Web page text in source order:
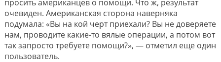
просить американцев о помощи. Что ж, результат
очевиден. Американская сторона наверняка
подумала: «Вы на кой черт приехали? Вы не доверяете
нам, проводите какие-то вялые операции, а потом вот
так запросто требуете помощи?», — отметил еще один
пользователь.